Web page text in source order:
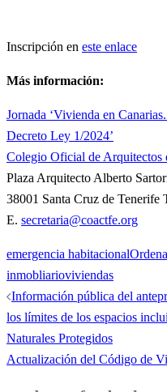
Inscripción en este enlace
Más información:
Jornada ‘Vivienda en
Decreto Ley 1/2024’
Colegio Oficial de
Plaza Arquitecto Alberto
38001 Santa Cruz de Tenerife
E. secretaria@coactfe.org
emergencia habitacional
inmobliarioviviendas
Navegación
de
entradas
Información pública del
los límites de los espacios
Naturales Protegidos
Actualización del Código de